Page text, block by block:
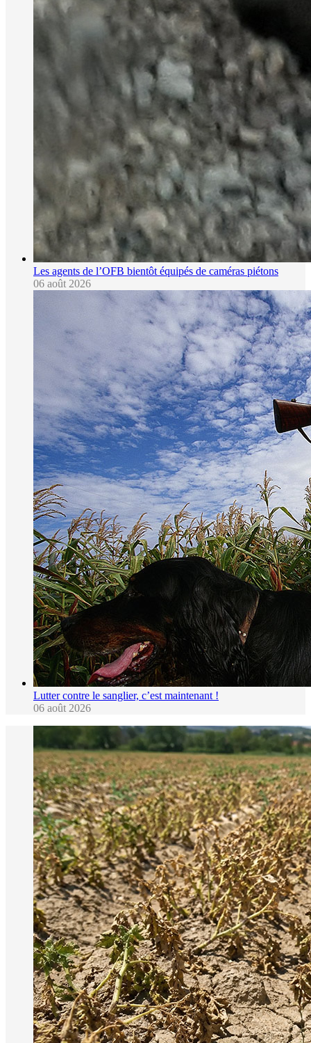
Les agents de l’OFB bientôt équipés de caméras piétons
06 août 2026
Lutter contre le sanglier, c’est maintenant !
06 août 2026